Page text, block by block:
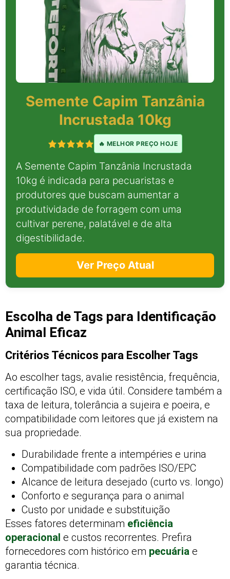
Semente Capim Tanzânia
Incrustada 10kg
🔥 MELHOR PREÇO HOJE
A Semente Capim Tanzânia Incrustada
10kg é indicada para pecuaristas e
produtores que buscam aumentar a
produtividade de forragem com uma
cultivar perene, palatável e de alta
digestibilidade.
Ver Preço Atual
Escolha de Tags para Identificação
Animal Eficaz
Critérios Técnicos para Escolher Tags
Ao escolher tags, avalie resistência, frequência,
certificação ISO, e vida útil. Considere também a
taxa de leitura, tolerância a sujeira e poeira, e
compatibilidade com leitores que já existem na
sua propriedade.
Durabilidade frente a intempéries e urina
Compatibilidade com padrões ISO/EPC
Alcance de leitura desejado (curto vs. longo)
Conforto e segurança para o animal
Custo por unidade e substituição
Esses fatores determinam eficiência
operacional e custos recorrentes. Prefira
fornecedores com histórico em pecuária e
garantia técnica.